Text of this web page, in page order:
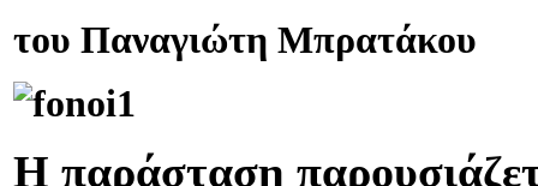
του Παναγιώτη Μπρατάκου
Η παράσταση